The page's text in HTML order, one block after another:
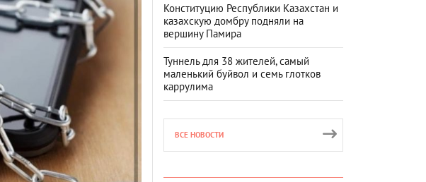
Конституцию Республики Казахстан и
казахскую домбру подняли на
вершину Памира
Туннель для 38 жителей, самый
маленький буйвол и семь глотков
каррулима
ВСЕ НОВОСТИ